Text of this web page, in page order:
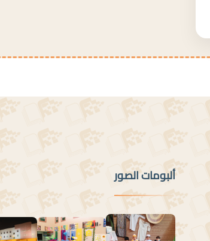
ألبومات الصور